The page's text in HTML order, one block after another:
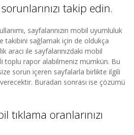
takip edin.
sayfalarınızın mobil uyumluluk
takibini sağlamak için de oldukça
aracı ile sayfalarınızdaki mobil
toplu rapor alabilmeniz mümkün. Bu
sorun içeren sayfalarla birlikte ilgili
Buradan sonrası ise çözümü
tıklama oranlarınızı